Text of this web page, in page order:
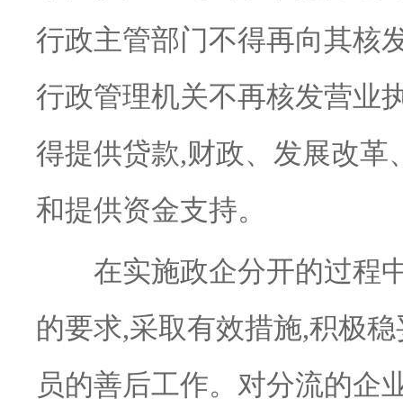
行政主管部门不得再向其核
行政管理机关不再核发营业
得提供贷款,财政、发展改
和提供资金支持。
在实施政企分开的过程中
的要求,采取有效措施,积极
员的善后工作。对分流的企